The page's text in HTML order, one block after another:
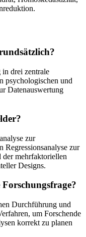
drei zentrale
psychologischen und
Datenauswertung
zur
Regressionsanalyse zur
mehrfaktoriellen
Designs.
Durchführung und
um Forschende
korrekt zu planen